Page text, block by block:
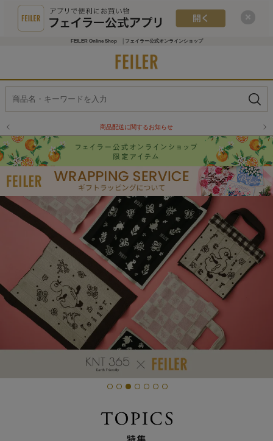
FEILER Online Shop │フェイラー公式オンラインショップ
商品配送に関するお知らせ